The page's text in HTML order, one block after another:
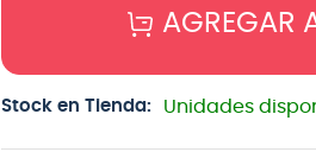
AGREGAR
Stock en Tienda: Unidades